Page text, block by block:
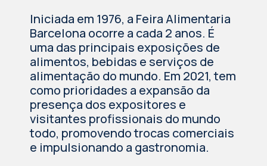
Iniciada em 1976, a Feira Alimentaria
Barcelona ocorre a cada 2 anos. É
uma das principais exposições de
alimentos, bebidas e serviços de
alimentação do mundo. Em 2021, tem
como prioridades a expansão da
presença dos expositores e
visitantes profissionais do mundo
todo, promovendo trocas comerciais
e impulsionando a gastronomia.